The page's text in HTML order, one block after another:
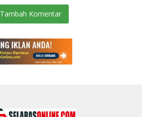
Tambah Komentar